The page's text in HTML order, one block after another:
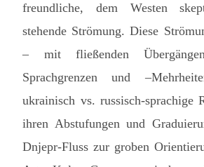
freundliche, dem Westen
stehende Strömung. Diese
– mit fließenden
Sprachgrenzen und
ukrainisch vs. russisch-sprachige
ihren Abstufungen und
Dnjepr-Fluss zur groben